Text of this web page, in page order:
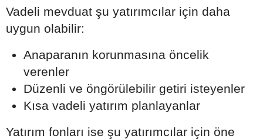
Vadeli mevduat şu yatırımcılar için daha
uygun olabilir:
Anaparanın korunmasına öncelik
verenler
Düzenli ve öngörülebilir getiri isteyenler
Kısa vadeli yatırım planlayanlar
Yatırım fonları ise şu yatırımcılar için öne